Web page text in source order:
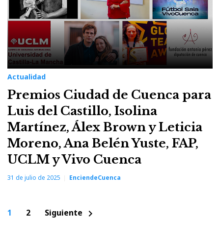
Actualidad
Premios Ciudad de Cuenca para
Luis del Castillo, Isolina
Martínez, Álex Brown y Leticia
Moreno, Ana Belén Yuste, FAP,
UCLM y Vivo Cuenca
31 de julio de 2025 EnciendeCuenca
Paginación
1 2 Siguiente chevron_right